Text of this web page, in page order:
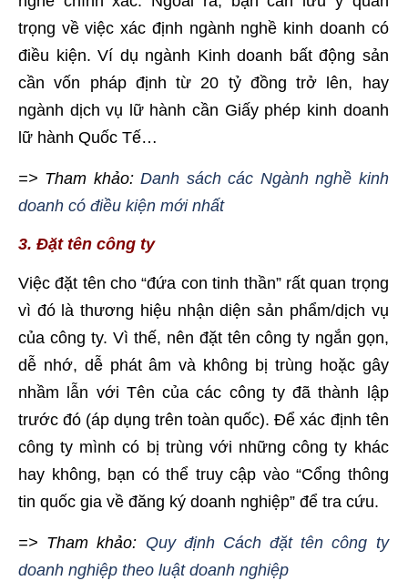
trọng về việc xác định ngành nghề kinh doanh có
điều kiện. Ví dụ ngành Kinh doanh bất động sản
cần vốn pháp định từ 20 tỷ đồng trở lên, hay
ngành dịch vụ lữ hành cần Giấy phép kinh doanh
lữ hành Quốc Tế…
=> Tham khảo:Danh sách các Ngành nghề kinh
doanh có điều kiện mới nhất
3. Đặt tên công ty
Việc đặt tên cho “đứa con tinh thần” rất quan trọng
vì đó là thương hiệu nhận diện sản phẩm/dịch vụ
của công ty. Vì thế, nên đặt tên công ty ngắn gọn,
dễ nhớ, dễ phát âm và không bị trùng hoặc gây
nhầm lẫn với Tên của các công ty đã thành lập
trước đó (áp dụng trên toàn quốc). Để xác định tên
công ty mình có bị trùng với những công ty khác
hay không, bạn có thể truy cập vào “Cổng thông
tin quốc gia về đăng ký doanh nghiệp” để tra cứu.
=> Tham khảo: Quy định Cách đặt tên công ty
doanh nghiệp theo luật doanh nghiệp